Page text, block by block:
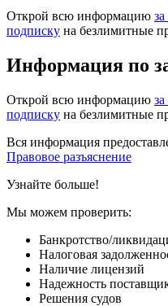
Открой всю информацию
подписку на безлимитные
Информация по
Открой всю информацию
подписку на безлимитные
Вся информация
Правовое разъяснение
Узнайте больше!
Мы можем проверить:
Банкротство/
Налоговая
Наличие лицензий
Надежность
Решения судов